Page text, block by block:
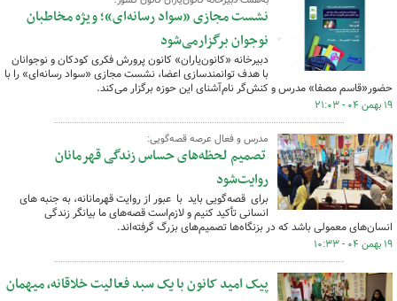
نشست مجازی «سواد رسانه‌ای»؛ ویژه مخاطبان
نوجوان برگزارمی‌شود
دبیرخانه «کانون‌یاران» کانون پرورش فکری کودکان و نوجوانان
با هدف توانمندسازی اعضا، نشست مجازی «سواد رسانه‌ای» را با
حضور«قاسم مصفا» مدرس و کنش‌گر نام‌آشنای این حوزه برگزار می‌کند.
۱۹ بهمن ۰۴ - ۲۱:۰۳
مدرس و فعال عرصه قصه‌گویی:
تصمیم لحظه‌های حساس زندگی قهرمانان
روایت‌شود
برای قصه‌گویی باید با عبور از روایت قهرمانانه، به جنبه های
انسانی تأکید کنیم و لازم‌است قصه‌های ما بیانگر زندگی
انسان‌های معمولی باشد که در بزنگاه‌ها تصمیم‌های بزرگ گرفته‌اند.
۱۹ بهمن ۰۴ - ۱۰:۳۳
پیک امید کانون با یک سبد فعالیت‌ خلاقانه، میهمان